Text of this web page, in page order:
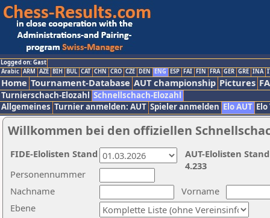
Logged on: Gast
Arabic ARM AZE BIH BUL CAT CHN CRO CZE DEN ENG ESP FAI FIN FRA GER GRE INA
Home Tournament-Database AUT championship Pictures
Turnierschach-Elozahl Schnellschach-Elozahl
Allgemeines Turnier anmelden: AUT Spieler anmelden Elo AUT
Willkommen bei den offiziellen
Nachname
Vorname
Ebene
Personennummer
AUT-Elolisten
4.233
FIDE-Elolisten Stand